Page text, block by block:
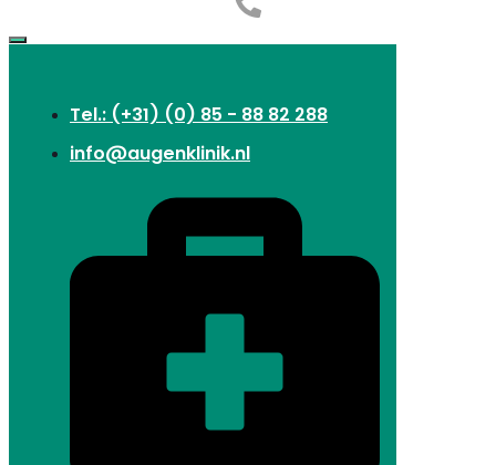
Tel.: (+31) (0) 85 - 88 82 288
info@augenklinik.nl